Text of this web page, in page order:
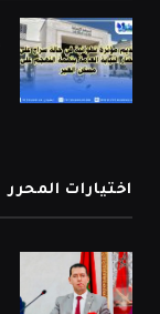
اختيارات المحرر